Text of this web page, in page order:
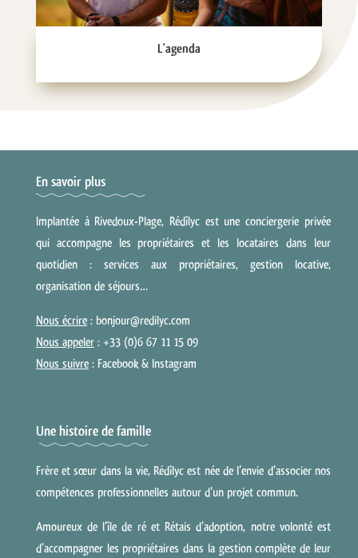
L'agenda
En savoir plus
Implantée à Rivedoux-Plage, Rédîlyc est une conciergerie privée
qui accompagne les propriétaires et les locataires dans leur
quotidien : services aux propriétaires, gestion locative,
organisation de séjours…
Nous écrire: bonjour@redilyc.com
Nous appeler: +33 (0)6 67 11 15 09
Nous suivre: Facebook& Instagram
Une histoire de famille
Frère et sœur dans la vie, Rédîlyc est née de l’envie d’associer nos
compétences professionnelles autour d’un projet commun.
Amoureux de l’île de ré et Rétais d’adoption, notre volonté est
d’accompagner les propriétaires dans la gestion complète de leur